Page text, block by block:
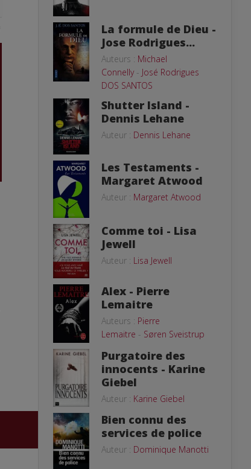
La formule de Dieu -
Jose Rodrigues...
Auteurs : Michael
Connelly- José Rodrigues
DOS SANTOS
Shutter Island -
Dennis Lehane
Auteur : Dennis Lehane
Les Testaments -
Margaret Atwood
Auteur : Margaret Atwood
Comme toi - Lisa
Jewell
Auteur : Lisa Jewell
Alex - Pierre
Lemaitre
Auteurs : Pierre
Lemaitre - Søren Sveistrup
Purgatoire des
innocents - Karine
Giebel
Auteur : Karine Giebel
Bien connu des
services de police
Auteur : Dominique Manotti